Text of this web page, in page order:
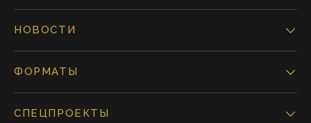
НОВОСТИ
ФОРМАТЫ
СПЕЦПРОЕКТЫ